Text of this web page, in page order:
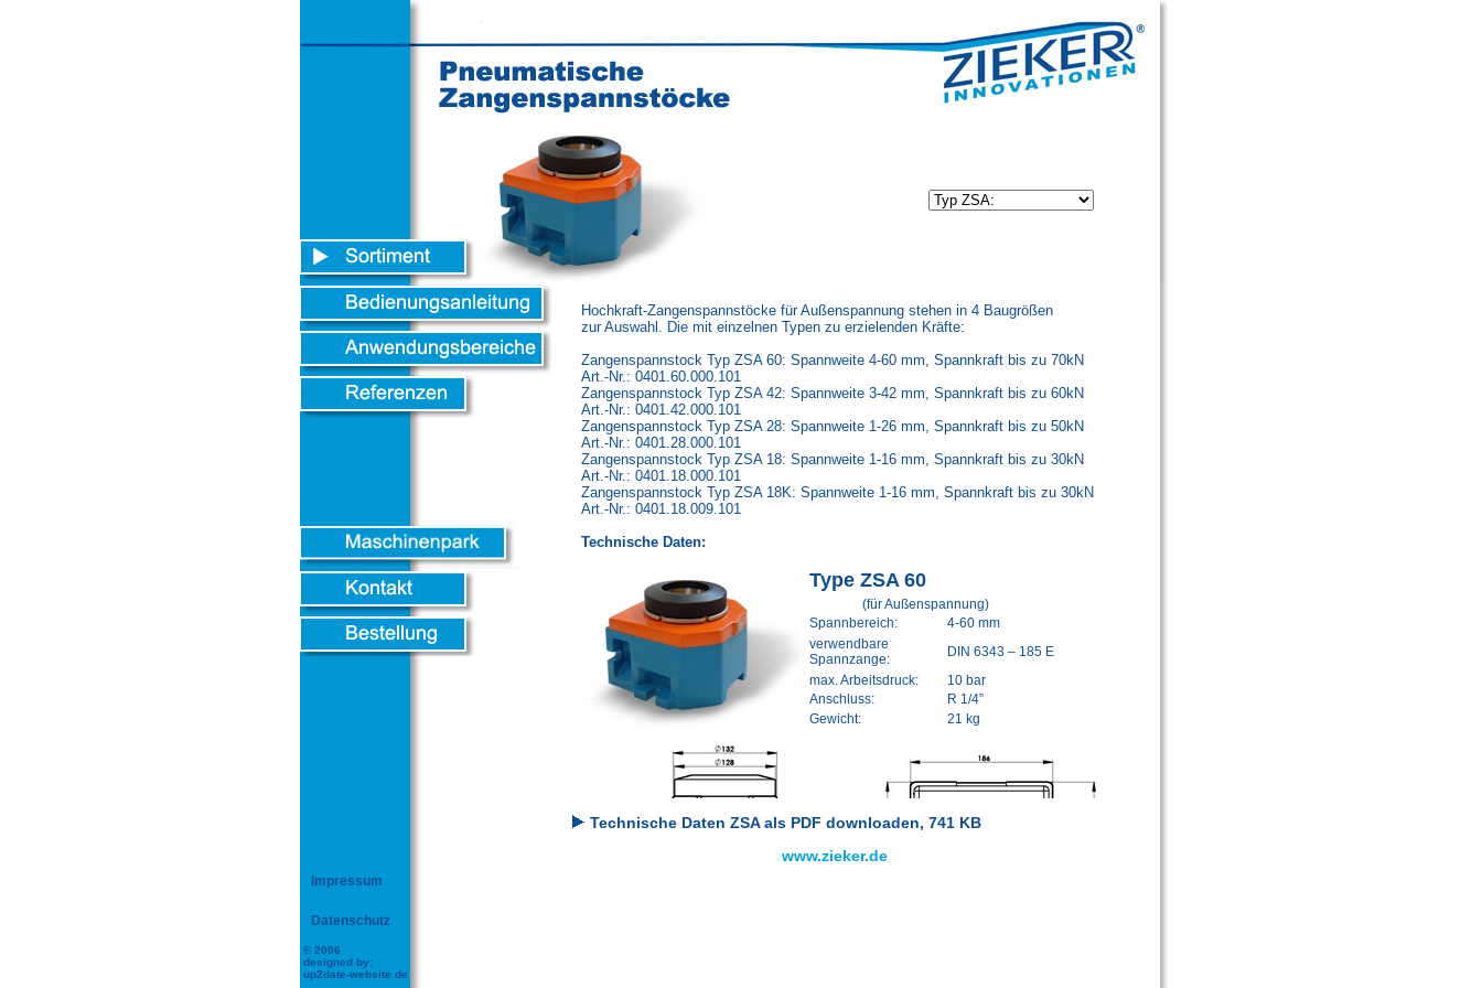
Technische Daten ZSA als PDF downloaden, 741 KB
www.zieker.de
Impressum
Datenschutz
© 2006
designed by:
up2date-website.de